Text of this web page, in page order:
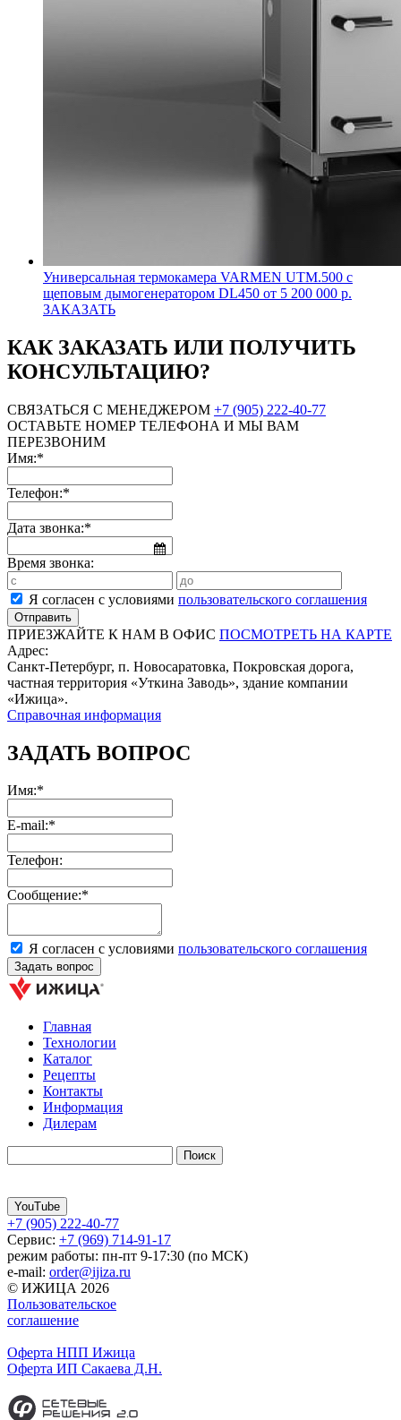
Универсальная термокамера VARMEN UTM.500 с
щеповым дымогенератором DL450 от 5 200 000 р.
ЗАКАЗАТЬ
КАК ЗАКАЗАТЬ ИЛИ ПОЛУЧИТЬ
КОНСУЛЬТАЦИЮ?
СВЯЗАТЬСЯ С МЕНЕДЖЕРОМ +7 (905) 222-40-77
ОСТАВЬТЕ НОМЕР ТЕЛЕФОНА И МЫ ВАМ
ПЕРЕЗВОНИМ
Имя:*
Телефон:*
Дата звонка:*
Время звонка:
Я согласен с условиями пользовательского соглашения
ПРИЕЗЖАЙТЕ К НАМ В ОФИС ПОСМОТРЕТЬ НА КАРТЕ
Адрес:
Санкт-Петербург, п. Новосаратовка, Покровская дорога,
частная территория «Уткина Заводь», здание компании
«Ижица».
Справочная информация
ЗАДАТЬ ВОПРОС
Имя:*
E-mail:*
Телефон:
Сообщение:*
Я согласен с условиями пользовательского соглашения
Главная
Технологии
Каталог
Рецепты
Контакты
Информация
Дилерам
YouTube
+7 (905) 222-40-77
Сервис: +7 (969) 714-91-17
режим работы: пн-пт 9-17:30 (по МСК)
e-mail: order@ijiza.ru
© ИЖИЦА 2026
Пользовательское
соглашение
Оферта НПП Ижица
Оферта ИП Сакаева Д.Н.